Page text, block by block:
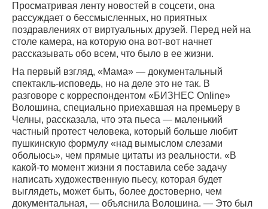
Просматривая ленту новостей в соцсети, она
рассуждает о бессмысленных, но приятных
поздравлениях от виртуальных друзей. Перед ней на
столе камера, на которую она вот-вот начнет
рассказывать обо всем, что было в ее жизни.
На первый взгляд, «Мама» — документальный
спектакль-исповедь, но на деле это не так. В
разговоре с корреспондентом «БИЗНЕС Online»
Волошина, специально приехавшая на премьеру в
Челны, рассказала, что эта пьеса — маленький
частный протест человека, который больше любит
пушкинскую формулу «над вымыслом слезами
обольюсь», чем прямые цитаты из реальности. «В
какой-то момент жизни я поставила себе задачу
написать художественную пьесу, которая будет
выглядеть, может быть, более достоверно, чем
документальная, — объяснила Волошина. — Это был